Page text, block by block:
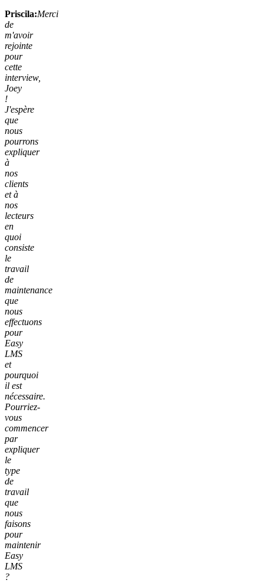
Priscila:Merci
de
m'avoir
rejointe
pour
cette
interview,
Joey
!
J'espère
que
nous
pourrons
expliquer
à
nos
clients
et à
nos
lecteurs
en
quoi
consiste
le
travail
de
maintenance
que
nous
effectuons
pour
Easy
LMS
et
pourquoi
il est
nécessaire.
Pourriez-
vous
commencer
par
expliquer
le
type
de
travail
que
nous
faisons
pour
maintenir
Easy
LMS
?